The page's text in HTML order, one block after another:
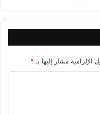
الإلزامية مشار إليها بـ*